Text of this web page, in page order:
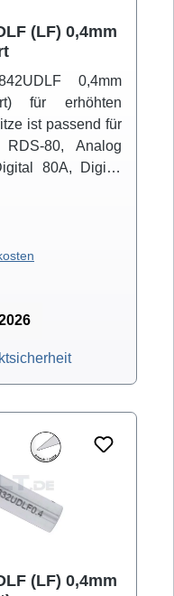
(LF) 0,4mm
0,4mm
für erhöhten
ist passend für
RDS-80, Analog
80A, Digital
MS 6000, MS
(LF) 0,4mm